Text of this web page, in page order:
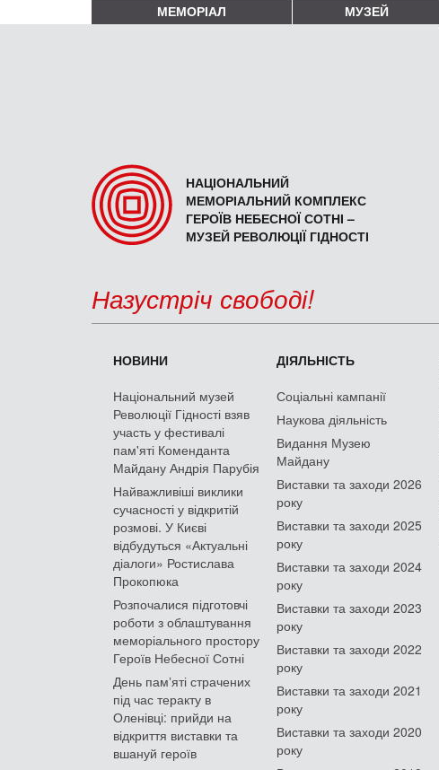
МЕМОРІАЛ МУЗЕЙ
НАЦІОНАЛЬНИЙ
МЕМОРІАЛЬНИЙ КОМПЛЕКС
ГЕРОЇВ НЕБЕСНОЇ СОТНІ –
МУЗЕЙ РЕВОЛЮЦІЇ ГІДНОСТІ
Назустріч свободі!
НОВИНИ
Національний музей
Революції Гідності взяв
участь у фестивалі
пам'яті Коменданта
Майдану Андрія Парубія
Найважливіші виклики
сучасності у відкритій
розмові. У Києві
відбудуться «Актуальні
діалоги» Ростислава
Прокопюка
Розпочалися підготовчі
роботи з облаштування
меморіального простору
Героїв Небесної Сотні
День памʼяті страчених
під час теракту в
Оленівці: прийди на
відкриття виставки та
вшануй героїв
ДІЯЛЬНІСТЬ
Соціальні кампанії
Наукова діяльність
Видання Музею
Майдану
Виставки та заходи 2026
року
Виставки та заходи 2025
року
Виставки та заходи 2024
року
Виставки та заходи 2023
року
Виставки та заходи 2022
року
Виставки та заходи 2021
року
Виставки та заходи 2020
року